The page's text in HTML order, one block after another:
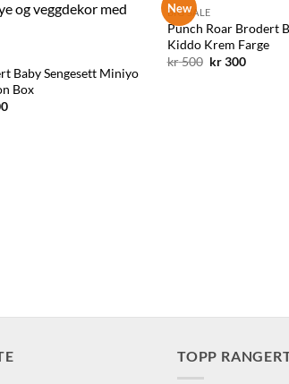
Baby Sengesett Miniyo
Box
Nåværende
New
BIG SALE
Punch Roar Brodert
Kiddo Krem Farge
kr500 Opprinnelig
kr300
TOPP